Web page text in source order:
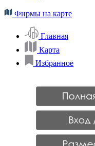
Фирмы на карте
Главная
Карта
Избранное